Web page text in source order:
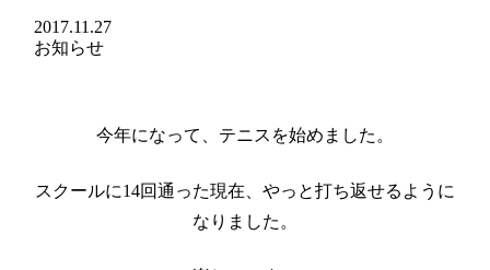
2017.11.27
お知らせ
今年になって、テニスを始めました。
スクールに14回通った現在、やっと打ち返せるように
なりました。